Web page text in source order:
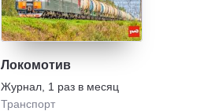
Локомотив
Журнал 1 раз в месяц
Транспорт